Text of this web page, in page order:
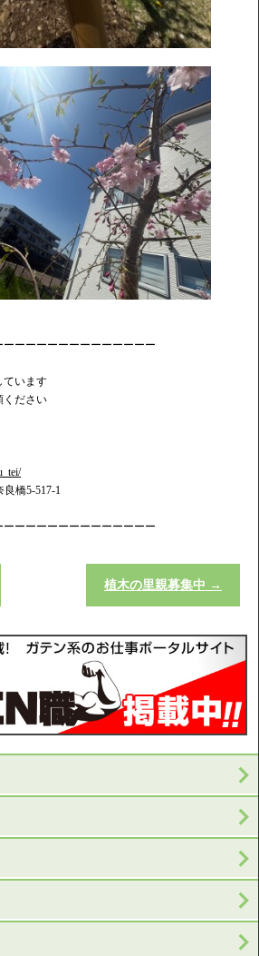
ーーーーーーーーーーーーー
ています
ください
橋5-517-1
ーーーーーーーーーーーーー
植木の里親募集中 →